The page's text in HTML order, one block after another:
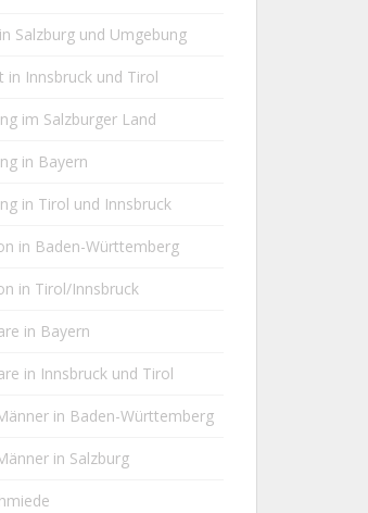
Salzburg und Umgebung
in Innsbruck und Tirol
im Salzburger Land
in Bayern
in Tirol und Innsbruck
in Baden-Württemberg
in Tirol/Innsbruck
in Bayern
in Innsbruck und Tirol
in Baden-Württemberg
in Salzburg